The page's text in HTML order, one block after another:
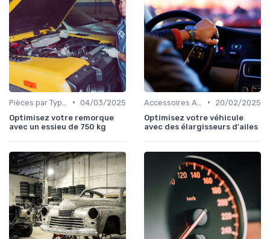
• 04/03/2025
Optimisez votre remorque
avec un essieu de 750 kg
•
20/02/2025
Optimisez votre véhicule
avec des élargisseurs d'ailes